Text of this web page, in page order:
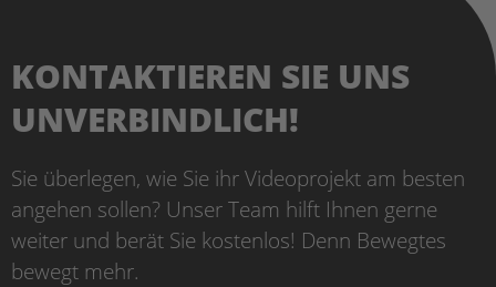
KONTAKTIEREN SIE UNS
UNVERBINDLICH!
Sie überlegen, wie Sie ihr Videoprojekt am besten
angehen sollen? Unser Team hilft Ihnen gerne
weiter und berät Sie kostenlos! Denn Bewegtes
bewegt mehr.